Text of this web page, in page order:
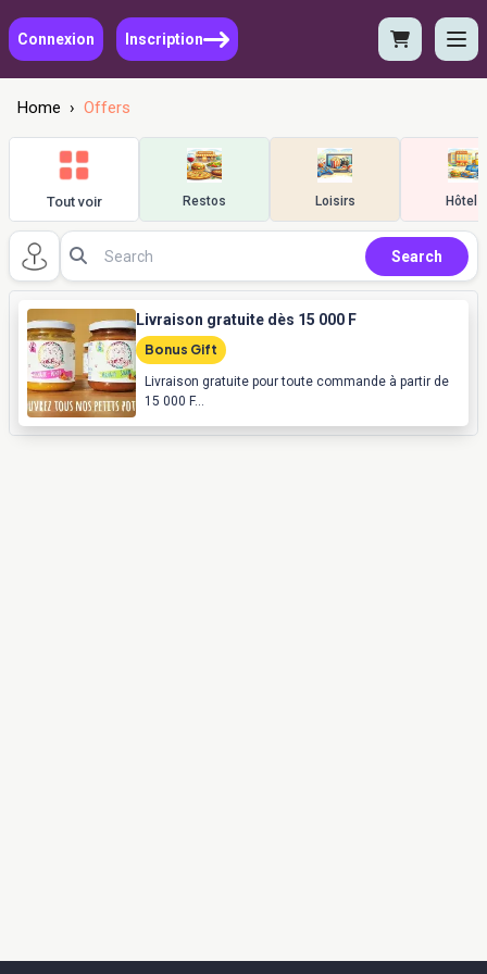
Connexion Inscription
Home › Offers
Tout voir Restos Loisirs Hôtels
Search
Livraison gratuite dès 15 000 F
Bonus Gift
Livraison gratuite pour toute commande à partir de
15 000 F...